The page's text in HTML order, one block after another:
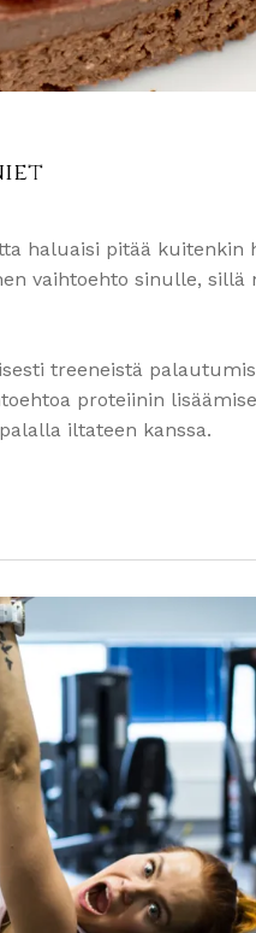
haluaisi pitää kuitenkin
vaihtoehto sinulle, sillä
treeneistä
proteiinin
iltateen kanssa.